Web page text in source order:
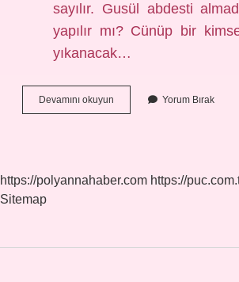
sayılır. Gusül abdesti
yapılır mı? Cünüp bir
yıkanacak…
Devamını okuyun
Aldıktan
Var
Yorum Bırak
https://polyannahaber.com https://
Sitemap